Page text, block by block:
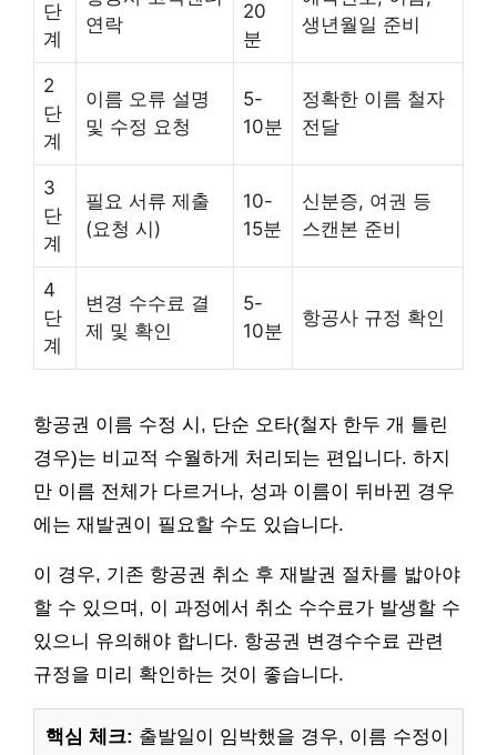
단
계
연락
20
분
생년월일 준비
2
단
계
이름 오류 설명
및 수정 요청
5-
10분
정확한 이름 철자
전달
3
단
계
필요 서류 제출
(요청 시)
10-
15분
신분증, 여권 등
스캔본 준비
4
단
계
변경 수수료 결
제 및 확인
5-
10분
항공사 규정 확인
항공권 이름 수정 시, 단순 오타(철자 한두 개 틀린
경우)는 비교적 수월하게 처리되는 편입니다. 하지
만 이름 전체가 다르거나, 성과 이름이 뒤바뀐 경우
에는 재발권이 필요할 수도 있습니다.
이 경우, 기존 항공권 취소 후 재발권 절차를 밟아야
할 수 있으며, 이 과정에서 취소 수수료가 발생할 수
있으니 유의해야 합니다. 항공권 변경수수료 관련
규정을 미리 확인하는 것이 좋습니다.
핵심 체크: 출발일이 임박했을 경우, 이름 수정이